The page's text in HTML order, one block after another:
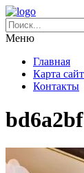
Меню
Главная
Карта
Контакты